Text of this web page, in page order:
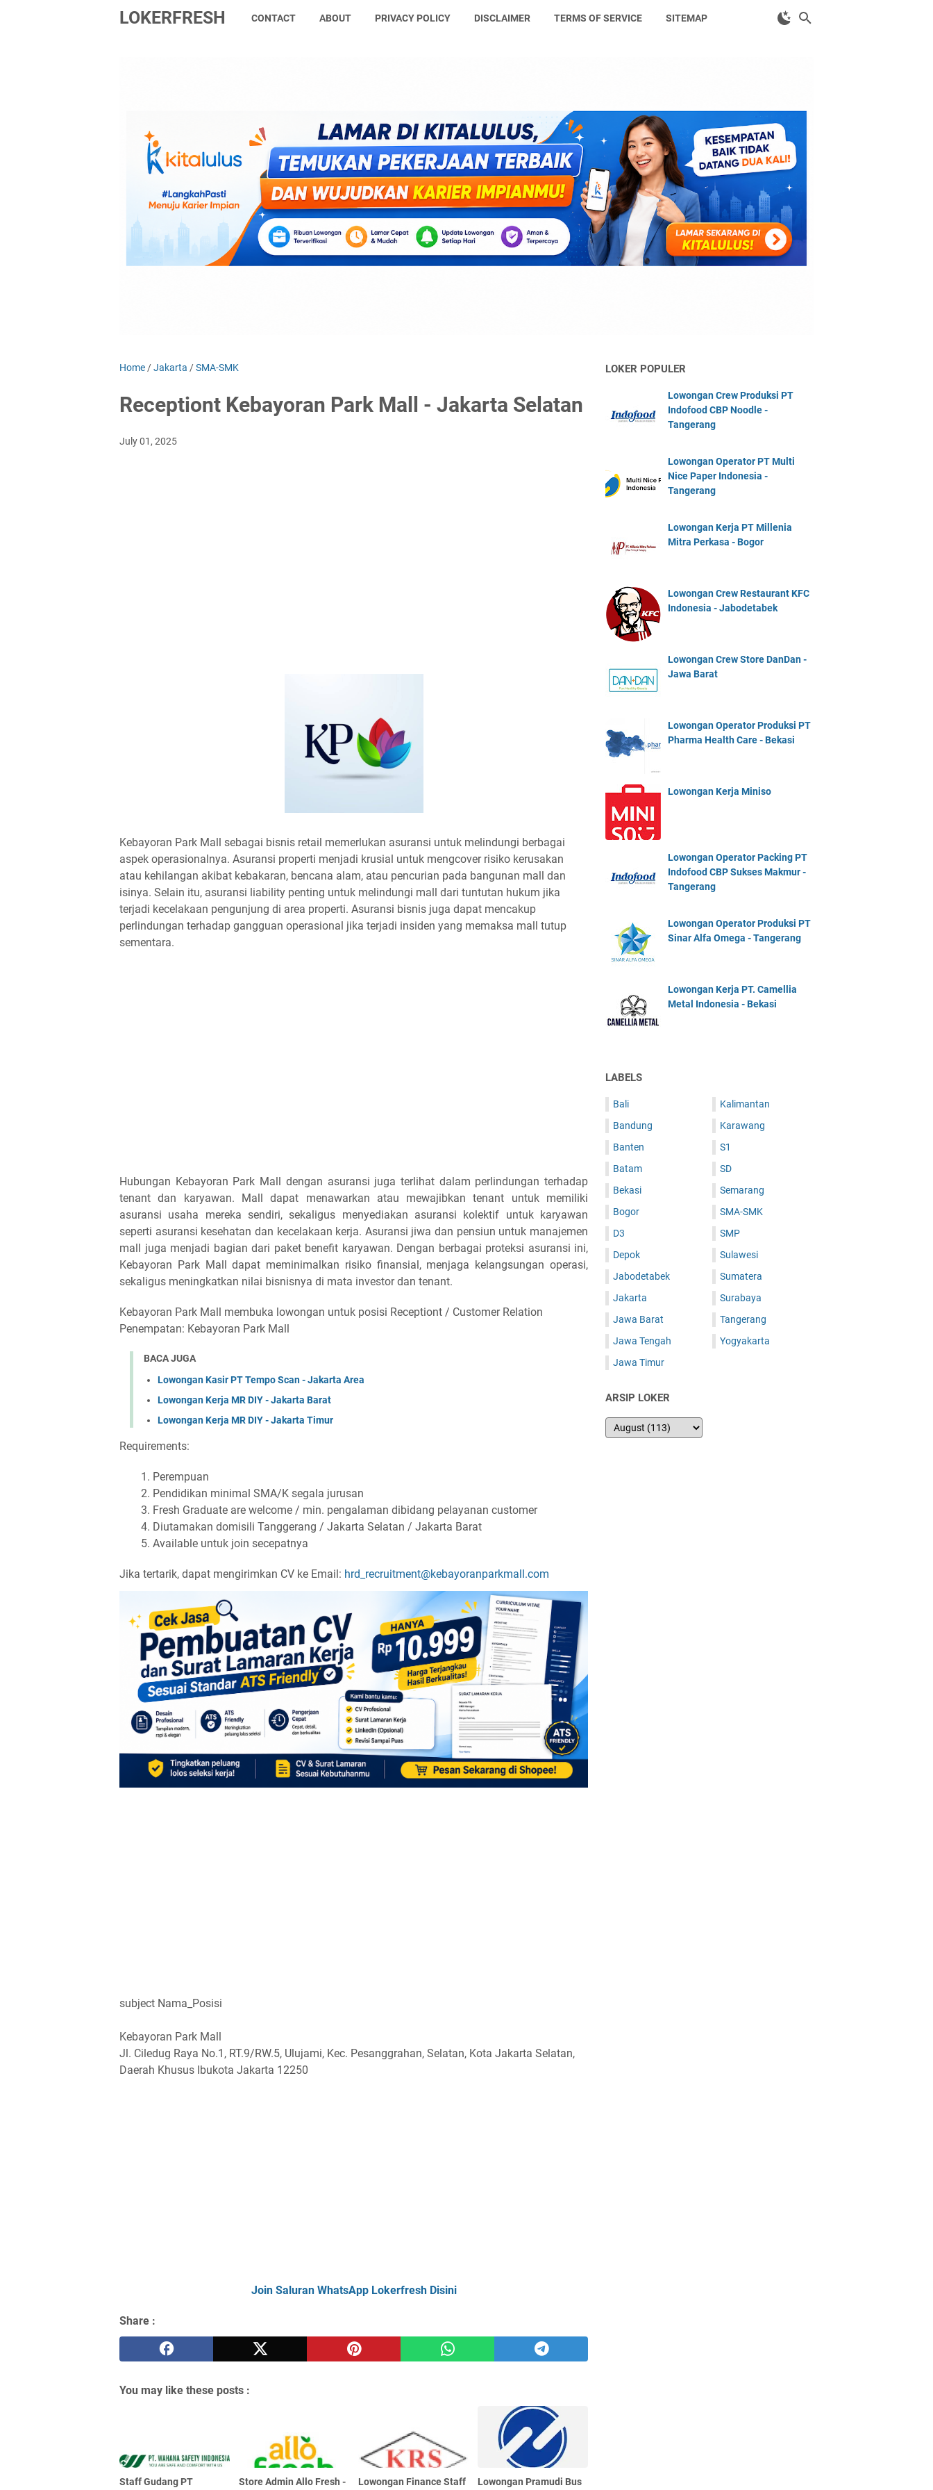
LOKERFRESH CONTACT ABOUT PRIVACY POLICY DISCLAIMER TERMS OF SERVICE SITEMAP
Home /Jakarta /SMA-SMK
Receptiont Kebayoran Park Mall - Jakarta Selatan
July 01, 2025
Kebayoran Park Mall sebagai bisnis retail memerlukan asuransi untuk melindungi berbagai
aspek operasionalnya. Asuransi properti menjadi krusial untuk mengcover risiko kerusakan
atau kehilangan akibat kebakaran, bencana alam, atau pencurian pada bangunan mall dan
isinya. Selain itu, asuransi liability penting untuk melindungi mall dari tuntutan hukum jika
terjadi kecelakaan pengunjung di area properti. Asuransi bisnis juga dapat mencakup
perlindungan terhadap gangguan operasional jika terjadi insiden yang memaksa mall tutup
sementara.
Hubungan Kebayoran Park Mall dengan asuransi juga terlihat dalam perlindungan terhadap
tenant dan karyawan. Mall dapat menawarkan atau mewajibkan tenant untuk memiliki
asuransi usaha mereka sendiri, sekaligus menyediakan asuransi kolektif untuk karyawan
seperti asuransi kesehatan dan kecelakaan kerja. Asuransi jiwa dan pensiun untuk manajemen
mall juga menjadi bagian dari paket benefit karyawan. Dengan berbagai proteksi asuransi ini,
Kebayoran Park Mall dapat meminimalkan risiko finansial, menjaga kelangsungan operasi,
sekaligus meningkatkan nilai bisnisnya di mata investor dan tenant.
Kebayoran Park Mall membuka lowongan untuk posisi Receptiont / Customer Relation
Penempatan: Kebayoran Park Mall
BACA JUGA
Lowongan Kasir PT Tempo Scan - Jakarta Area
Lowongan Kerja MR DIY - Jakarta Barat
Lowongan Kerja MR DIY - Jakarta Timur
Requirements:
Perempuan
Pendidikan minimal SMA/K segala jurusan
Fresh Graduate are welcome / min. pengalaman dibidang pelayanan customer
Diutamakan domisili Tanggerang / Jakarta Selatan / Jakarta Barat
Available untuk join secepatnya
Jika tertarik, dapat mengirimkan CV ke Email: hrd_recruitment@kebayoranparkmall.com
subject Nama_Posisi
Kebayoran Park Mall
Jl. Ciledug Raya No.1, RT.9/RW.5, Ulujami, Kec. Pesanggrahan, Selatan, Kota Jakarta Selatan,
Daerah Khusus Ibukota Jakarta 12250
Join Saluran WhatsApp Lokerfresh Disini
Share :
You may like these posts :
Staff Gudang PT Store Admin Allo Fresh - Lowongan Finance Staff Lowongan Pramudi Bus
LOKER POPULER
Lowongan Crew Produksi PT
Indofood CBP Noodle -
Tangerang
Lowongan Operator PT Multi
Nice Paper Indonesia -
Tangerang
Lowongan Kerja PT Millenia
Mitra Perkasa - Bogor
Lowongan Crew Restaurant KFC
Indonesia - Jabodetabek
Lowongan Crew Store DanDan -
Jawa Barat
Lowongan Operator Produksi PT
Pharma Health Care - Bekasi
Lowongan Kerja Miniso
Lowongan Operator Packing PT
Indofood CBP Sukses Makmur -
Tangerang
Lowongan Operator Produksi PT
Sinar Alfa Omega - Tangerang
Lowongan Kerja PT. Camellia
Metal Indonesia - Bekasi
LABELS
Bali
Bandung
Banten
Batam
Bekasi
Bogor
D3
Depok
Jabodetabek
Jakarta
Jawa Barat
Jawa Tengah
Jawa Timur
Kalimantan
Karawang
S1
SD
Semarang
SMA-SMK
SMP
Sulawesi
Sumatera
Surabaya
Tangerang
Yogyakarta
ARSIP LOKER